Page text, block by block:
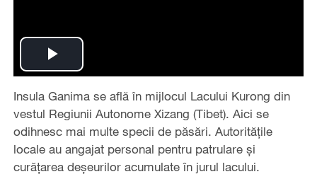
Play
Video
Insula Ganima se află în mijlocul Lacului Kurong din
vestul Regiunii Autonome Xizang (Tibet). Aici se
odihnesc mai multe specii de păsări. Autoritățile
locale au angajat personal pentru patrulare și
curățarea deșeurilor acumulate în jurul lacului.